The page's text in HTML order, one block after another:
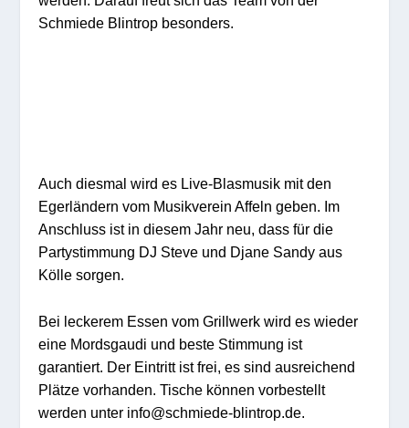
Schmiede Blintrop besonders.
Auch diesmal wird es Live-Blasmusik mit den
Egerländern vom Musikverein Affeln geben. Im
Anschluss ist in diesem Jahr neu, dass für die
Partystimmung DJ Steve und Djane Sandy aus
Kölle sorgen.
Bei leckerem Essen vom Grillwerk wird es wieder
eine Mordsgaudi und beste Stimmung ist
garantiert. Der Eintritt ist frei, es sind ausreichend
Plätze vorhanden. Tische können vorbestellt
werden unter info@schmiede-blintrop.de.